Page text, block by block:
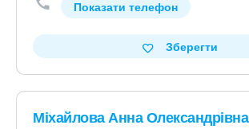
Показати телефон
Зберегти
Міхайлова Анна Олександрівна